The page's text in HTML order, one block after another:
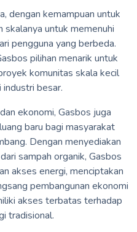
dengan kemampuan untuk
untuk memenuhi
pengguna yang berbeda.
pilihan menarik untuk
komunitas skala kecil
besar.
ekonomi, Gasbos juga
baru bagi masyarakat
Dengan menyediakan
sampah organik, Gasbos
akses energi, menciptakan
pembangunan ekonomi
akses terbatas terhadap
tradisional.